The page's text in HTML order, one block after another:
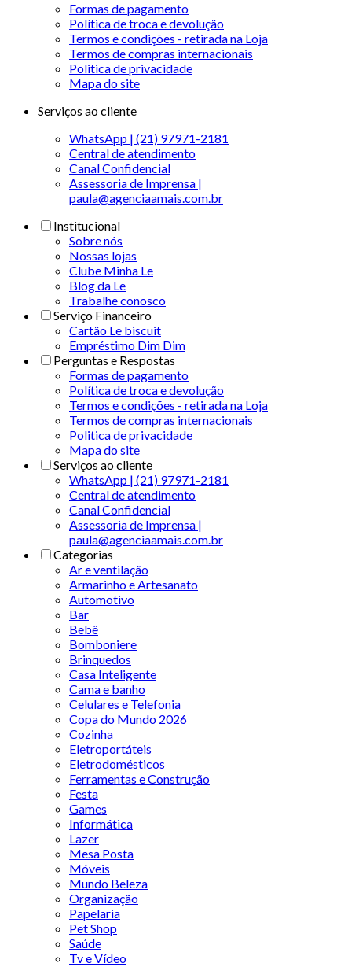
Formas de pagamento
Política de troca e devolução
Termos e condições - retirada na Loja
Termos de compras internacionais
Politica de privacidade
Mapa do site
Serviços ao cliente
WhatsApp | (21) 97971-2181
Central de atendimento
Canal Confidencial
Assessoria de Imprensa |
paula@agenciaamais.com.br
Institucional
Sobre nós
Nossas lojas
Clube Minha Le
Blog da Le
Trabalhe conosco
Serviço Financeiro
Cartão Le biscuit
Empréstimo Dim Dim
Perguntas e Respostas
Formas de pagamento
Política de troca e devolução
Termos e condições - retirada na Loja
Termos de compras internacionais
Politica de privacidade
Mapa do site
Serviços ao cliente
WhatsApp | (21) 97971-2181
Central de atendimento
Canal Confidencial
Assessoria de Imprensa |
paula@agenciaamais.com.br
Categorias
Ar e ventilação
Armarinho e Artesanato
Automotivo
Bar
Bebê
Bomboniere
Brinquedos
Casa Inteligente
Cama e banho
Celulares e Telefonia
Copa do Mundo 2026
Cozinha
Eletroportáteis
Eletrodomésticos
Ferramentas e Construção
Festa
Games
Informática
Lazer
Mesa Posta
Móveis
Mundo Beleza
Organização
Papelaria
Pet Shop
Saúde
Tv e Vídeo